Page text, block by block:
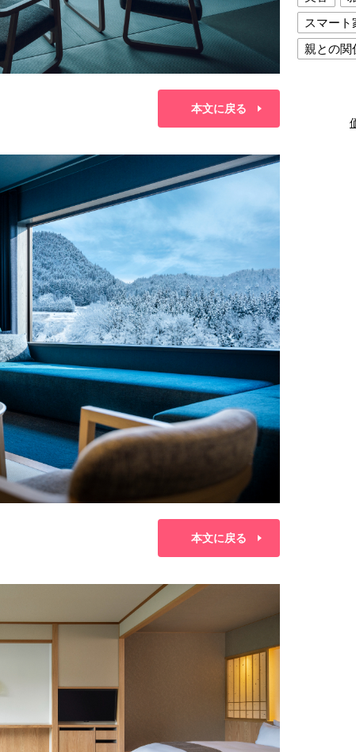
本文に戻る
本文に戻る
スマート
親との関
夫との関